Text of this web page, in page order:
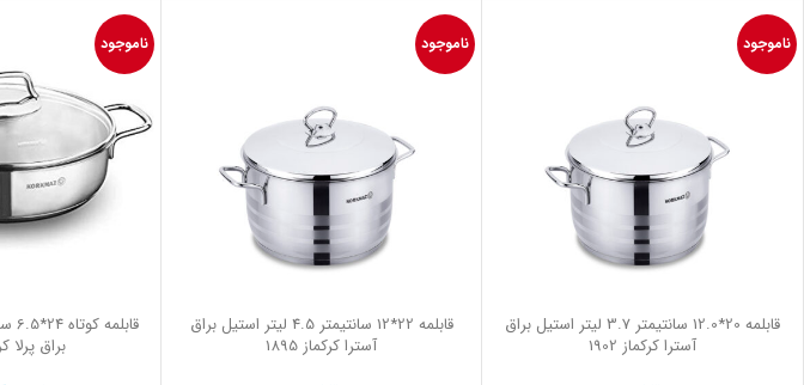
ناموجود
قابلمه 20*12.0 سانتیمتر 3.7 لیتر استیل براق
آسترا کرکماز 1902
ناموجود
قابلمه 22*12 سانتیمتر 4.5 لیتر استیل براق
آسترا کرکماز 1895
ناموجود
براق پرلا